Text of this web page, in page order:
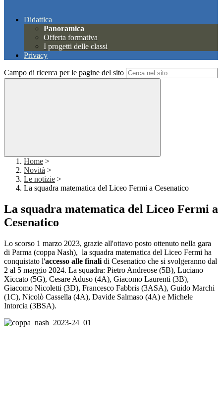
Didattica
Panoramica
Offerta formativa
I progetti delle classi
Privacy
Campo di ricerca per le pagine del sito
Home >
Novità >
Le notizie >
La squadra matematica del Liceo Fermi a Cesenatico
La squadra matematica del Liceo Fermi a
Cesenatico
Lo scorso 1 marzo 2023, grazie all'ottavo posto ottenuto nella gara
di Parma (coppa Nash), la squadra matematica del Liceo Fermi ha
conquistato l'accesso alle finali di Cesenatico che si svolgeranno dal
2 al 5 maggio 2024. La squadra: Pietro Andreose (5B), Luciano
Xiccato (5G), Cesare Aduso (4A), Giacomo Laurenti (3B),
Giacomo Nicoletti (3D), Francesco Fabbris (3ASA), Guido Marchi
(1C), Nicolò Cassella (4A), Davide Salmaso (4A) e Michele
Intorcia (3BSA).